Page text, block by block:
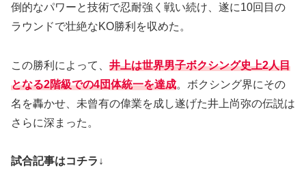
倒的なパワーと技術で忍耐強く戦い続け、遂に10回目の
ラウンドで壮絶なKO勝利を収めた。
この勝利によって、 井上は世界男子ボクシング史上2人目
となる2階級での4団体統一を達成。ボクシング界にその
名を轟かせ、未曾有の偉業を成し遂げた井上尚弥の伝説は
さらに深まった。
試合記事はコチラ↓